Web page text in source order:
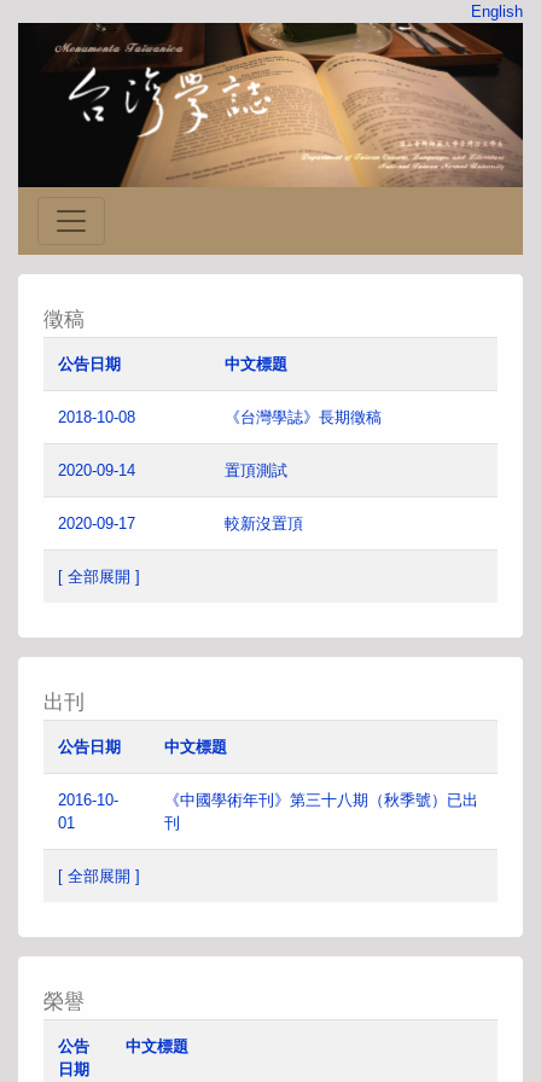
English
徵稿
公告日期 中文標題
2018-10-08 《台灣學誌》長期徵稿
2020-09-14 置頂測試
2020-09-17 較新沒置頂
[ 全部展開 ]
出刊
公告日期 中文標題
2016-10-
01
《中國學術年刊》第三十八期（秋季號）已出
刊
[ 全部展開 ]
榮譽
公告
日期
中文標題